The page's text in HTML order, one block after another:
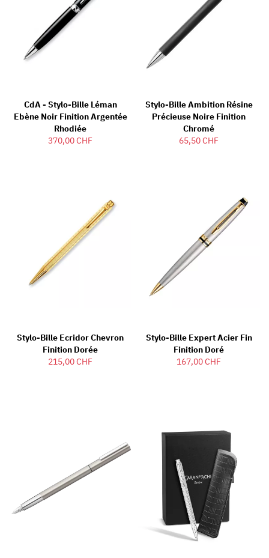
CdA - Stylo-Bille Léman
Ebène Noir Finition Argentée
Rhodiée
370,00 CHF
Stylo-Bille Ambition Résine
Précieuse Noire Finition
Chromé
65,50 CHF
Stylo-Bille Ecridor Chevron
Finition Dorée
215,00 CHF
Stylo-Bille Expert Acier Fin
Finition Doré
167,00 CHF